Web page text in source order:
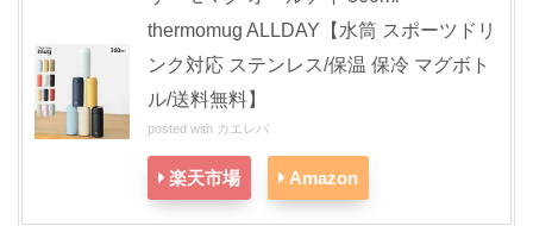
thermomug ALLDAY【水筒 スポーツドリ
ンク対応 ステンレス/保温 保冷 マグボト
ル/送料無料】
posted with カエレバ
楽天市場 Amazon